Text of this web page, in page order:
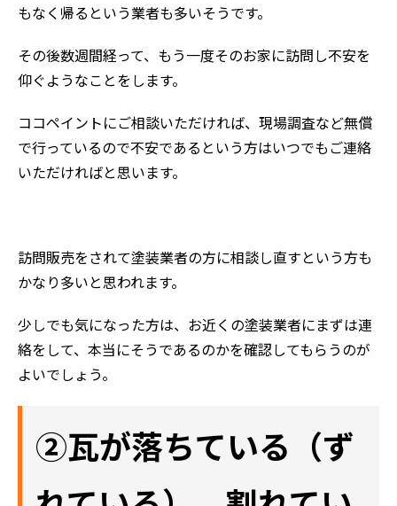
もなく帰るという業者も多いそうです。
その後数週間経って、もう一度そのお家に訪問し不安を
仰ぐようなことをします。
ココペイントにご相談いただければ、現場調査など無償
で行っているので不安であるという方はいつでもご連絡
いただければと思います。
訪問販売をされて塗装業者の方に相談し直すという方も
かなり多いと思われます。
少しでも気になった方は、お近くの塗装業者にまずは連
絡をして、本当にそうであるのかを確認してもらうのが
よいでしょう。
②瓦が落ちている（ず